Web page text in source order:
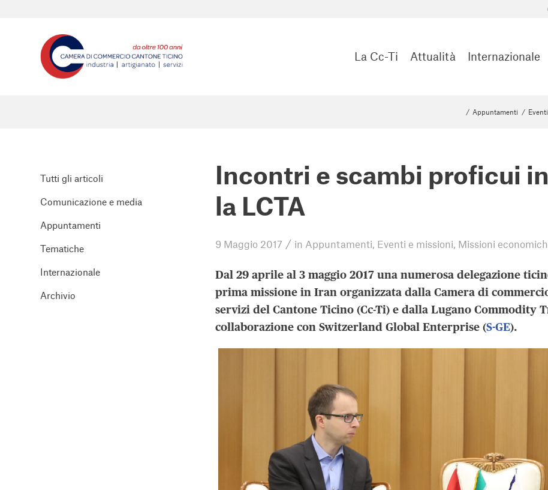
La Cc-Ti Attualità Internazionale
/ Appuntamenti /
Incontri e scambi proficui
la LCTA
9 Maggio 2017 / in Appuntamenti, Eventi e missioni, Missioni
Dal 29 aprile al 3 maggio 2017 una numerosa delegazione
prima missione in Iran organizzata dalla Camera di
servizi del Cantone Ticino (Cc-Ti) e dalla Lugano Commodity
collaborazione con Switzerland Global Enterprise (S-GE).
Tutti gli articoli
Comunicazione e media
Appuntamenti
Tematiche
Internazionale
Archivio